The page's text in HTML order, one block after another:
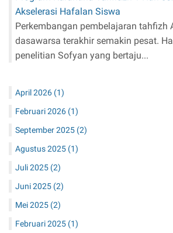
Akselerasi Hafalan Siswa
Perkembangan pembelajaran tahfizh
dasawarsa terakhir semakin pesat.
penelitian Sofyan yang bertaju...
April 2026 (1)
Februari 2026 (1)
September 2025 (2)
Agustus 2025 (1)
Juli 2025 (2)
Juni 2025 (2)
Mei 2025 (2)
Februari 2025 (1)